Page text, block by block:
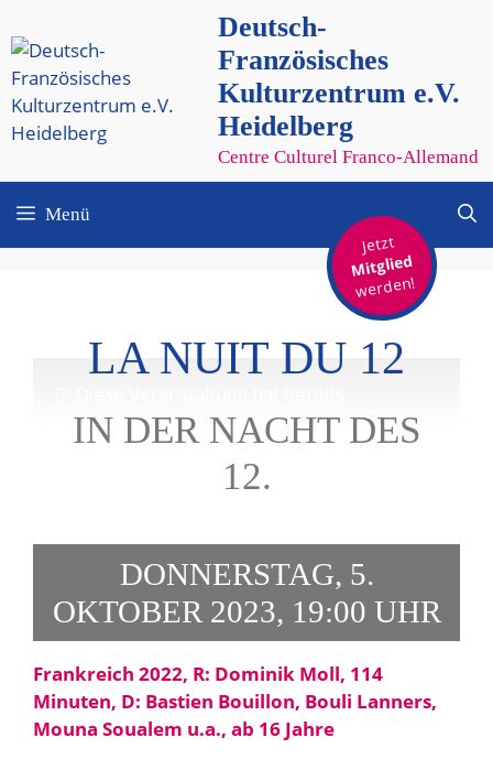
Inhalt
springen
Deutsch-
Französisches
Kulturzentrum e.V.
Heidelberg
Centre Culturel Franco-Allemand
Jetzt
Mitglied
werden!
Menü
stattgefunden.
LA NUIT DU 12
IN DER NACHT DES
12.
DONNERSTAG, 5.
OKTOBER 2023, 19:00 UHR
Frankreich 2022, R: Dominik Moll, 114
Minuten, D: Bastien Bouillon, Bouli Lanners,
Mouna Soualem u.a., ab 16 Jahre